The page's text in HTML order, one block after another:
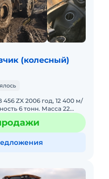
(колесный)
ZX 2006 год, 12 400 м/
6 тонн. Масса 22
В отличном рабочем